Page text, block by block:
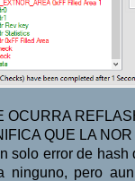
OCURRA
QUE LA
solo error de
ninguno, pero